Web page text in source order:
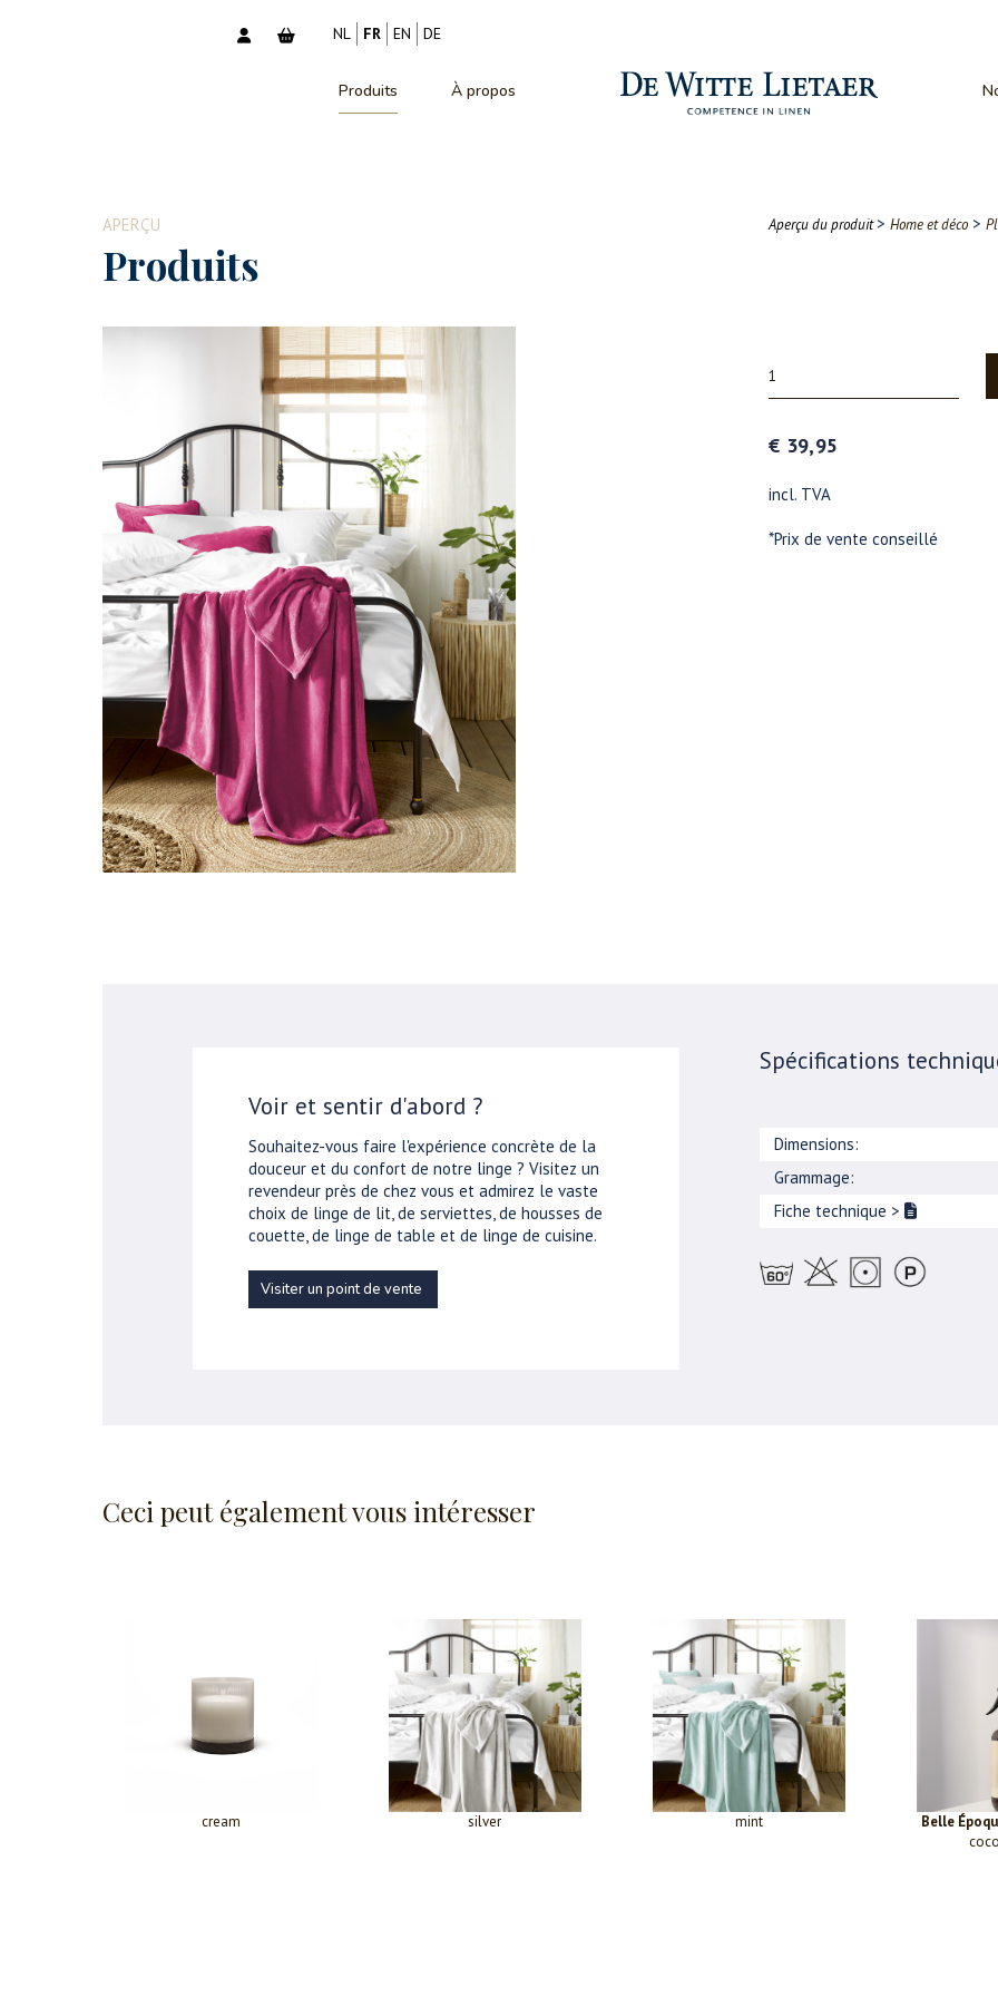
NL FR EN DE
Produits À propos
APERÇU
Produits
Aperçu du produit > Home et déco >
€ 39,95
incl. TVA
*Prix de vente conseillé
Voir et sentir d'abord ?
Souhaitez-vous faire l'expérience concrète de la
douceur et du confort de notre linge ? Visitez un
revendeur près de chez vous et admirez le vaste
choix de linge de lit, de serviettes, de housses de
couette, de linge de table et de linge de cuisine.
Visiter un point de vente
Spécifications
Dimensions:
Grammage:
Fiche technique >
Ceci peut également vous intéresser
cream silver mint
Belle